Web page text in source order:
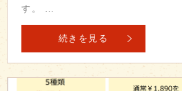
す。 …
続きを見る